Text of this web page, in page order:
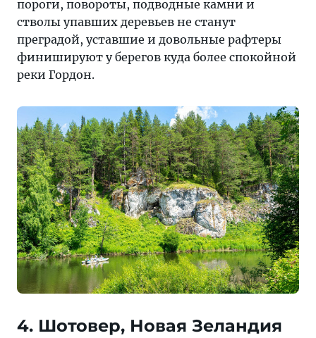
пороги, повороты, подводные камни и
стволы упавших деревьев не станут
преградой, уставшие и довольные рафтеры
финишируют у берегов куда более спокойной
реки Гордон.
4. Шотовер, Новая Зеландия